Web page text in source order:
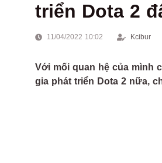
triển Dota 2
11/04/2022 10:02 Kcibur
Với mối quan hệ của mình
gia phát triển Dota 2 nữa,